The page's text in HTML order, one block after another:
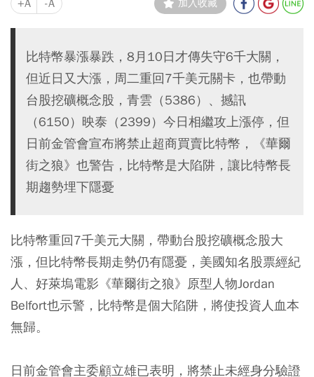
+A -A 加入收藏
比特幣暴漲暴跌，8月10日才傳失守6千大關，
但近日又大漲，周二重回7千美元關卡，也帶動
台股挖礦概念股，青雲（5386）、撼訊
（6150）映泰（2399）今日相繼攻上漲停，但
日前金管會宣布將禁止超商買賣比特幣，《華爾
街之狼》也警告，比特幣是大陷阱，讓比特幣長
期趨勢埋下隱憂
比特幣重回7千美元大關，帶動台股挖礦概念股大
漲，但比特幣長期走勢仍有隱憂，美國知名股票經紀
人、好萊塢電影《華爾街之狼》原型人物Jordan
Belfort也示警，比特幣是個大陷阱，將使投資人血本
無歸。
日前金管會主委顧立雄已表明，將禁止未經身分驗證